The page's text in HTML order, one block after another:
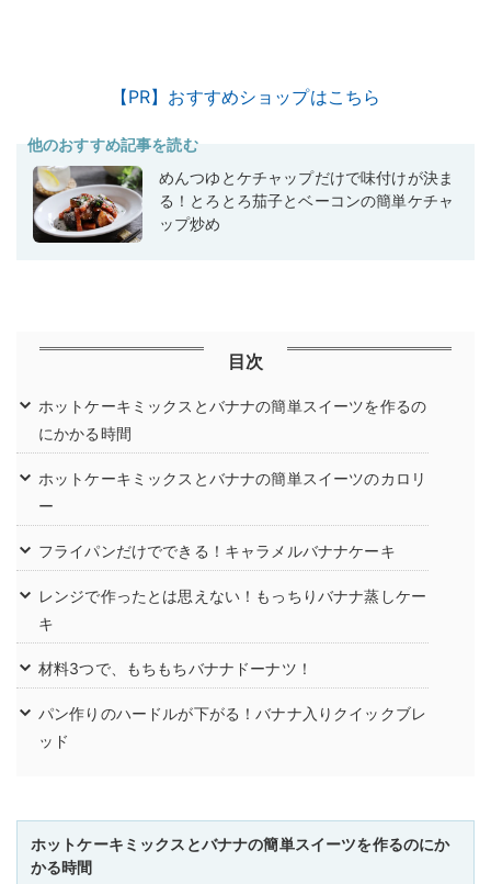
【PR】おすすめショップはこちら
他のおすすめ記事を読む
めんつゆとケチャップだけで味付けが決ま
る！とろとろ茄子とベーコンの簡単ケチャ
ップ炒め
目次
ホットケーキミックスとバナナの簡単スイーツを作るの
にかかる時間
ホットケーキミックスとバナナの簡単スイーツのカロリ
ー
フライパンだけでできる！キャラメルバナナケーキ
レンジで作ったとは思えない！もっちりバナナ蒸しケー
キ
材料3つで、もちもちバナナドーナツ！
パン作りのハードルが下がる！バナナ入りクイックブレ
ッド
ホットケーキミックスとバナナの簡単スイーツを作るのにか
かる時間